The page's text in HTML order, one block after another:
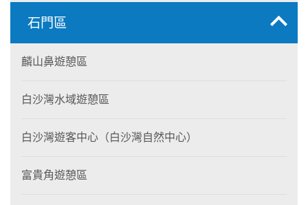
石門區
麟山鼻遊憩區
白沙灣水域遊憩區
白沙灣遊客中心（白沙灣自然中心）
富貴角遊憩區